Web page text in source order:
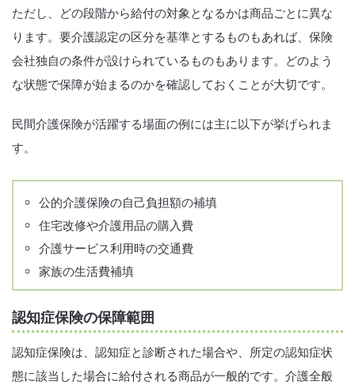
ただし、どの段階から給付の対象となるかは商品ごとに異な
ります。要介護認定の区分を基準とするものもあれば、保険
会社独自の条件が設けられているものもあります。どのよう
な状態で保障が始まるのかを確認しておくことが大切です。
民間介護保険が活躍する場面の例には主に以下が挙げられま
す。
公的介護保険の自己負担額の補填
住宅改修や介護用品の購入費
介護サービス利用時の交通費
家族の生活費補填
認知症保険の保障範囲
認知症保険は、認知症と診断された場合や、所定の認知症状
態に該当した場合に給付される商品が一般的です。介護全般